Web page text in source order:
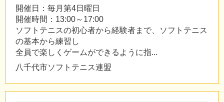
開催日：毎月第4日曜日
開催時間：13:00～17:00
ソフトテニスの初心者から経験者まで、ソフトテニス
の基本から練習し
全員で楽しくゲームができるように指...
八千代市ソフトテニス連盟